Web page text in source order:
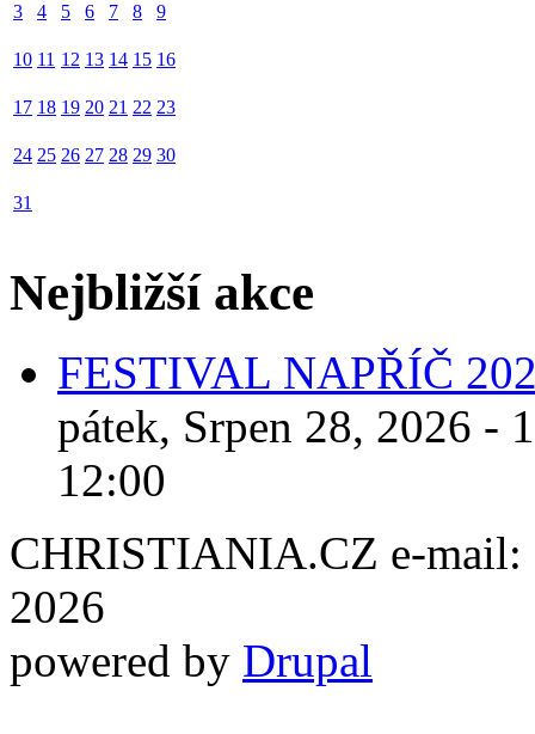
3 4 5 6 7 8 9
10 11 12 13 14 15 16
17 18 19 20 21 22 23
24 25 26 27 28 29 30
31
Nejbližší akce
FESTIVAL NAPŘÍČ
pátek, Srpen 28, 2026 -
12:00
CHRISTIANIA.CZ e-mail:
2026
powered by Drupal